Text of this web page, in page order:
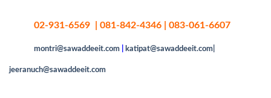
02-931-6569 | 081-842-4346 | 083-061-6607
montri@sawaddeeit.com katipat@sawaddeeit.com|
jeeranuch@sawaddeeit.com